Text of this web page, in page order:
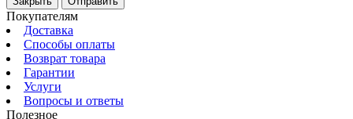
Покупателям
Доставка
Способы оплаты
Возврат товара
Гарантии
Услуги
Вопросы и ответы
Полезное